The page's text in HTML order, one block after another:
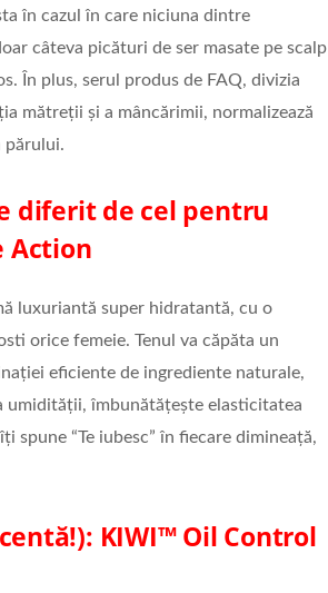
în cazul în care niciuna dintre
câteva picături de ser masate pe scalp
În plus, serul produs de FAQ, divizia
mătreții și a mâncărimii, normalizează
părului.
diferit de cel pentru
Action
luxuriantă super hidratantă, cu o
orice femeie. Tenul va căpăta un
eficiente de ingrediente naturale,
umidității, îmbunătățește elasticitatea
spune “Te iubesc” în fiecare dimineață,
KIWI™ Oil Control